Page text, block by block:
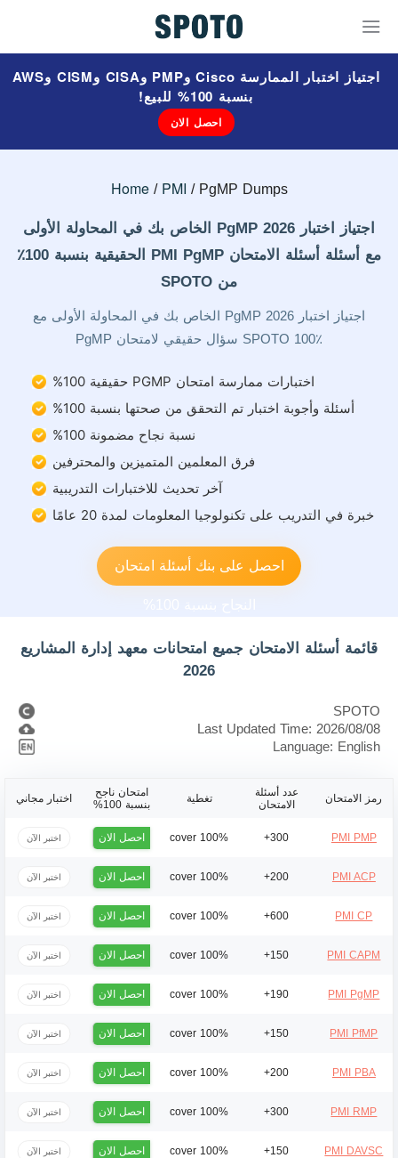
اجتياز اختبار الممارسة Cisco وPMP وCISA وCISM وAWS
بنسبة 100% للبيع!
احصل الان
Home PMI PgMP Dumps
اجتياز اختبار PgMP 2026 الخاص بك في المحاولة الأولى
مع أسئلة أسئلة الامتحان PMI PgMP الحقيقية بنسبة 100٪
من SPOTO
اجتياز اختبار PgMP 2026 الخاص بك في المحاولة الأولى مع
SPOTO 100٪ سؤال حقيقي لامتحان PgMP
اختبارات ممارسة امتحان PGMP حقيقية 100%
أسئلة وأجوبة اختبار تم التحقق من صحتها بنسبة 100%
نسبة نجاح مضمونة 100%
فرق المعلمين المتميزين والمحترفين
آخر تحديث للاختبارات التدريبية
خبرة في التدريب على تكنولوجيا المعلومات لمدة 20 عامًا
احصل على بنك أسئلة امتحان
قائمة أسئلة الامتحان جميع امتحانات معهد إدارة المشاريع
2026
SPOTO
Last Updated Time: 2026/08/08
Language: English
رمز الامتحان
عدد أسئلة
الامتحان
تغطية
امتحان ناجح
بنسبة 100%
اختبار مجاني
PMI PMP
300+
100% cover احصل الان اختبر الآن
PMI ACP
200+
100% cover احصل الان اختبر الآن
PMI CP
600+
100% cover احصل الان اختبر الآن
PMI CAPM
150+
100% cover احصل الان اختبر الآن
PMI PgMP
190+
100% cover احصل الان اختبر الآن
PMI PfMP
150+
100% cover احصل الان اختبر الآن
PMI PBA
200+
100% cover احصل الان اختبر الآن
PMI RMP
300+
100% cover احصل الان اختبر الآن
PMI DAVSC
150+
100% cover احصل الان اختبر الآن